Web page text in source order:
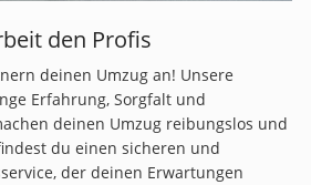
den Profis
deinen Umzug an! Unsere
Erfahrung, Sorgfalt und
deinen Umzug reibungslos und
du einen sicheren und
der deinen Erwartungen